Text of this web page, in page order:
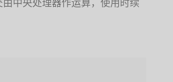
中央处理器作运算，使用时续